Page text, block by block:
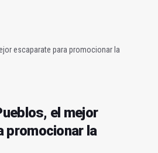
escaparate para promocionar la
el mejor
promocionar la